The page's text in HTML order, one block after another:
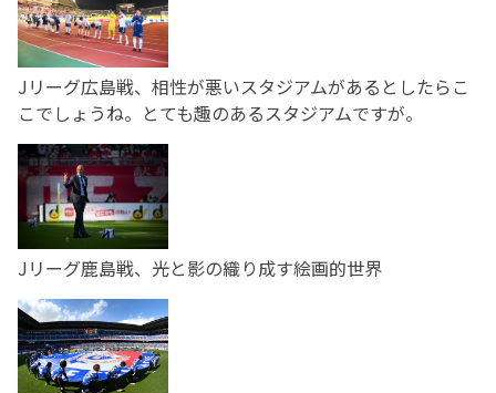
Jリーグ広島戦、相性が悪いスタジアムがあるとしたらこ
こでしょうね。とても趣のあるスタジアムですが。
Jリーグ鹿島戦、光と影の織り成す絵画的世界